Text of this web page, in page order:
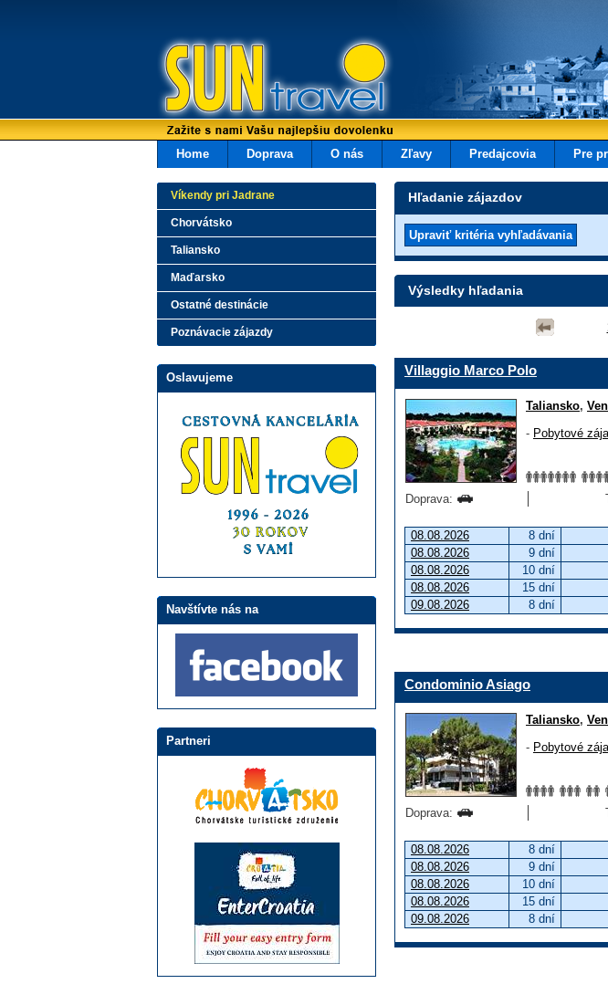
Home Doprava O nás Zľavy Predajcovia Pre
Hľadanie zájazdov
Výsledky hľadania
Villaggio Marco Polo
Taliansko,
- Pobytové
Doprava:
08.08.2026 8 dní
08.08.2026
9 dní
08.08.2026
10 dní
08.08.2026
15 dní
09.08.2026
8 dní
Condominio Asiago
Taliansko,
- Pobytové
Doprava:
08.08.2026 8 dní
08.08.2026
9 dní
08.08.2026
10 dní
08.08.2026
15 dní
09.08.2026
8 dní
Víkendy pri Jadrane
Chorvátsko
Taliansko
Maďarsko
Ostatné destinácie
Poznávacie zájazdy
Oslavujeme
Navštívte nás na
Partneri